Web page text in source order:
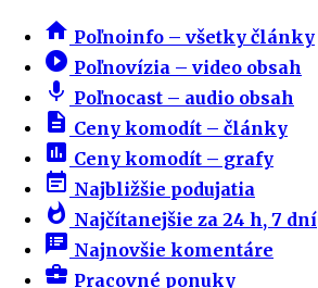
home Poľnoinfo – všetky články
play_circle_filled Poľnovízia – video obsah
mic Poľnocast – audio obsah
description Ceny komodít – články
insert_chart Ceny komodít – grafy
event_note Najbližšie podujatia
whatshot Najčítanejšie za 24 h, 7 dní
speaker_notes Najnovšie komentáre
business_center Pracovné ponuky